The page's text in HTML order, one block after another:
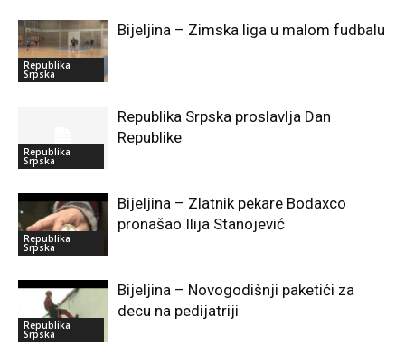
Republika
Srpska
Bijeljina – Zimska liga u malom fudbalu
Republika
Srpska
Republika Srpska proslavlja Dan
Republike
Republika
Srpska
Bijeljina – Zlatnik pekare Bodaxco
pronašao Ilija Stanojević
Republika
Srpska
Bijeljina – Novogodišnji paketići za
decu na pedijatriji